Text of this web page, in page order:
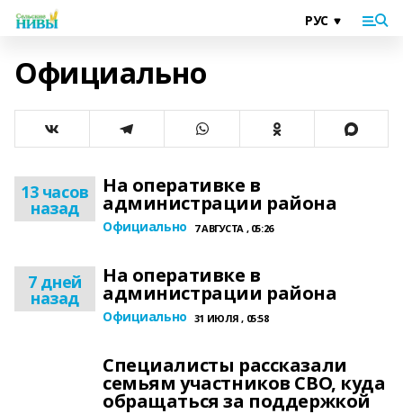
Официально
13 часов
назад
На оперативке в
администрации района
Официально 7 АВГУСТА , 05:26
7 дней
назад
На оперативке в
администрации района
Официально 31 ИЮЛЯ , 05:58
Специалисты рассказали
семьям участников СВО, куда
обращаться за поддержкой